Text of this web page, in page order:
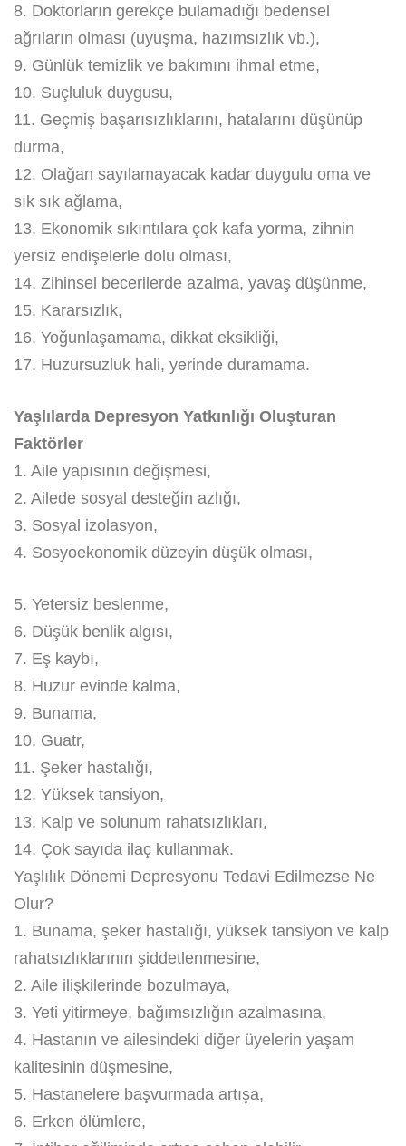
8. Doktorların gerekçe bulamadığı bedensel
ağrıların olması (uyuşma, hazımsızlık vb.),
9. Günlük temizlik ve bakımını ihmal etme,
10. Suçluluk duygusu,
11. Geçmiş başarısızlıklarını, hatalarını düşünüp
durma,
12. Olağan sayılamayacak kadar duygulu oma ve
sık sık ağlama,
13. Ekonomik sıkıntılara çok kafa yorma, zihnin
yersiz endişelerle dolu olması,
14. Zihinsel becerilerde azalma, yavaş düşünme,
15. Kararsızlık,
16. Yoğunlaşamama, dikkat eksikliği,
17. Huzursuzluk hali, yerinde duramama.
Yaşlılarda Depresyon Yatkınlığı Oluşturan
Faktörler
1. Aile yapısının değişmesi,
2. Ailede sosyal desteğin azlığı,
3. Sosyal izolasyon,
4. Sosyoekonomik düzeyin düşük olması,
5. Yetersiz beslenme,
6. Düşük benlik algısı,
7. Eş kaybı,
8. Huzur evinde kalma,
9. Bunama,
10. Guatr,
11. Şeker hastalığı,
12. Yüksek tansiyon,
13. Kalp ve solunum rahatsızlıkları,
14. Çok sayıda ilaç kullanmak.
Yaşlılık Dönemi Depresyonu Tedavi Edilmezse Ne
Olur?
1. Bunama, şeker hastalığı, yüksek tansiyon ve kalp
rahatsızlıklarının şiddetlenmesine,
2. Aile ilişkilerinde bozulmaya,
3. Yeti yitirmeye, bağımsızlığın azalmasına,
4. Hastanın ve ailesindeki diğer üyelerin yaşam
kalitesinin düşmesine,
5. Hastanelere başvurmada artışa,
6. Erken ölümlere,